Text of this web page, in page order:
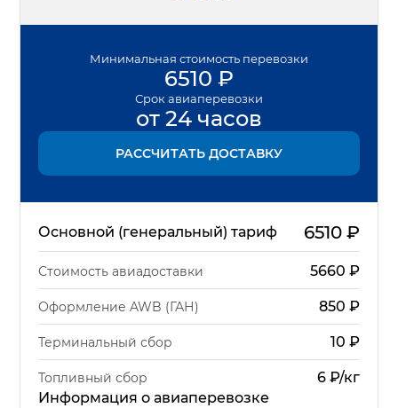
Минимальная стоимость перевозки
6510 ₽
Срок авиаперевозки
от 24 часов
РАССЧИТАТЬ ДОСТАВКУ
Основной (генеральный) тариф 6510₽
Стоимость авиадоставки 5660 ₽
Оформление AWB (ГАН) 850 ₽
Терминальный сбор 10 ₽
Топливный сбор
6 ₽/кг
Информация о авиаперевозке